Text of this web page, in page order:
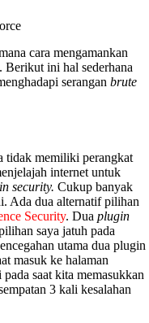
cara mengamankan
. Berikut ini hal sederhana
serangan brute
tidak memiliki perangkat
internet untuk
security. Cukup banyak
Ada dua alternatif pilihan
Security. Dua plugin
saya jatuh pada
utama dua plugin
masuk ke halaman
saat kita memasukkan
3 kali kesalahan